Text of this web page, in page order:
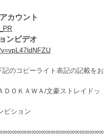
カウント
ンビデオ
のコピーライト表記の記載をお
ＯＫＡＷＡ/文豪ストレイドッ
ビション